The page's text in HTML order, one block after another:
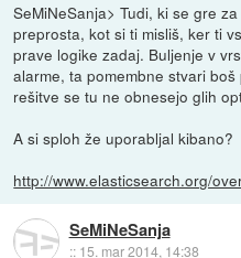
SeMiNeSanja> Tudi, ki se gre
preprosta, kot si ti misliš, ker ti
prave logike zadaj. Buljenje v
alarme, ta pomembne stvari
rešitve se tu ne obnesejo glih
A si sploh že uporabljal kibano?
http://www.elasticsearch.org/
SeMiNeSanja
:: 15. mar 2014, 14:38